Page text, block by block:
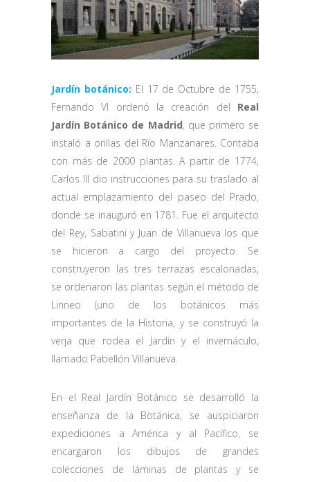
Jardín botánico: El 17 de Octubre de 1755,
Fernando VI ordenó la creación del Real
Jardín Botánico de Madrid, que primero se
instaló a orillas del Río Manzanares. Contaba
con más de 2000 plantas. A partir de 1774,
Carlos III dio instrucciones para su traslado al
actual emplazamiento del paseo del Prado,
donde se inauguró en 1781. Fue el arquitecto
del Rey, Sabatini y Juan de Villanueva los que
se hicieron a cargo del proyecto. Se
construyeron las tres terrazas escalonadas,
se ordenaron las plantas según el método de
Linneo (uno de los botánicos más
importantes de la Historia, y se construyó la
verja que rodea el Jardín y el invernáculo,
llamado Pabellón Villanueva.
En el Real Jardín Botánico se desarrolló la
enseñanza de la Botánica, se auspiciaron
expediciones a América y al Pacífico, se
encargaron los dibujos de grandes
colecciones de láminas de plantas y se